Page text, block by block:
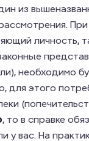
из
личность,
необходимо
для этого
, то в справке
у вас. На